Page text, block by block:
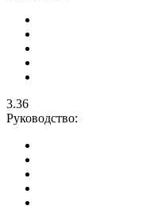
3.36
Руководство: